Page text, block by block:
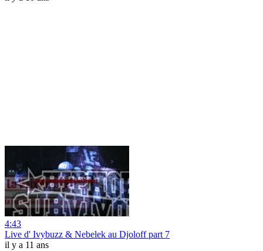
4:43
Live d' Ivybuzz & Nebelek au Djoloff part 7
il y a 11 ans